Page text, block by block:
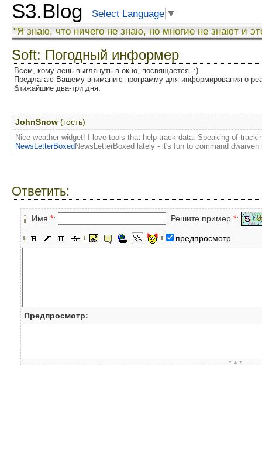
S3.Blog Select Language ▼
"Я знаю, что ничего не знаю, но многие не знают и
Soft: Погодный информер
Всем, кому лень выглянуть в окно, посвящается. :)
Предлагаю Вашему вниманию программу для информирования о
ближайшие два-три дня.
JohnSnow (гость)
Nice weather widget! I love tools that help track data. Speaking of
NewsLetterBoxed NewsLetterBoxed lately - it's fun to command
Ответить:
Имя *: Решите пример *:
предпросмотр
Предпросмотр:
▼▲▼